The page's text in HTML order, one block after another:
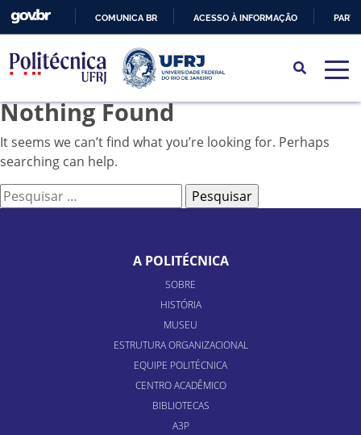
PARA
O
CONTEÚDO
COMUNICA BR ACESSO À INFORMAÇÃO
Nothing Found
It seems we can’t find what you’re looking for. Perhaps
searching can help.
Pesquisar
por:
A POLITÉCNICA
SOBRE
HISTÓRIA
MUSEU
ESTRUTURA ORGANIZACIONAL
EQUIPE POLITÉCNICA
CENTRO ACADÊMICO
BIBLIOTECAS
A3P